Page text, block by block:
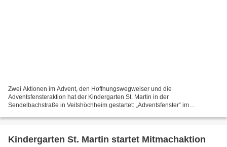
Zwei Aktionen im Advent, den Hoffnungswegweiser und die
Adventsfensteraktion hat der Kindergarten St. Martin in der
Sendelbachstraße in Veitshöchheim gestartet: „Adventsfenster“ im
diesem...
Kindergarten St. Martin startet Mitmachaktion